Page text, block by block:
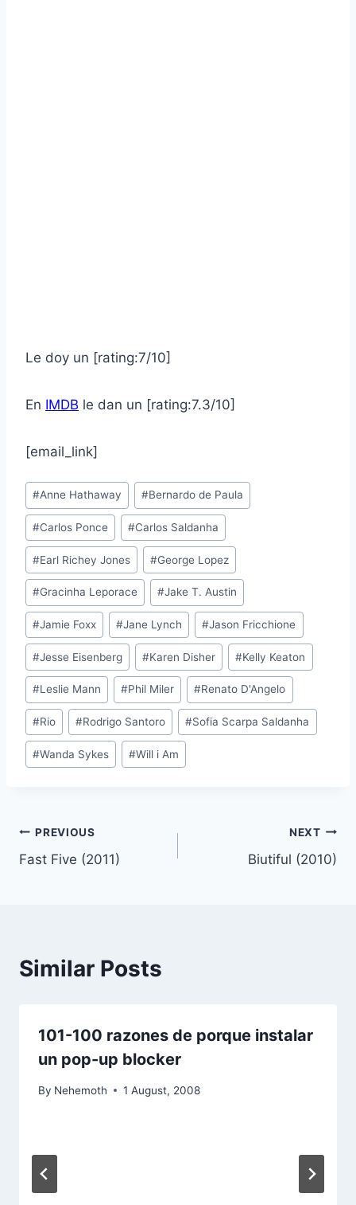
Le doy un [rating:7/10]
En IMDB le dan un [rating:7.3/10]
[email_link]
Post
Tags:
#Anne Hathaway #Bernardo de Paula
#Carlos Ponce #Carlos Saldanha
#Earl Richey Jones #George Lopez
#Gracinha Leporace #Jake T. Austin
#Jamie Foxx #Jane Lynch #Jason Fricchione
#Jesse Eisenberg #Karen Disher #Kelly Keaton
#Leslie Mann #Phil Miler #Renato D'Angelo
#Rio #Rodrigo Santoro #Sofia Scarpa Saldanha
#Wanda Sykes #Will i Am
Post
navigation
PREVIOUS
Fast Five (2011)
NEXT
Biutiful (2010)
Similar Posts
101-100 razones de porque instalar
un pop-up blocker
By Nehemoth 1 August, 2008